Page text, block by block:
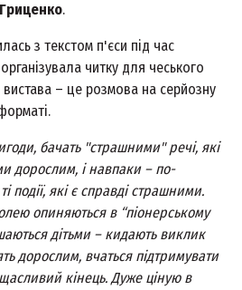
.
з текстом п'єси під час
читку для чеського
вистава – це розмова на серйозну
бачать "страшними" речі, які
дорослим, і навпаки – по-
події, які є справді страшними.
опиняються в “піонерському
дітьми – кидають виклик
дорослим, вчаться підтримувати
кінець. Дуже ціную в